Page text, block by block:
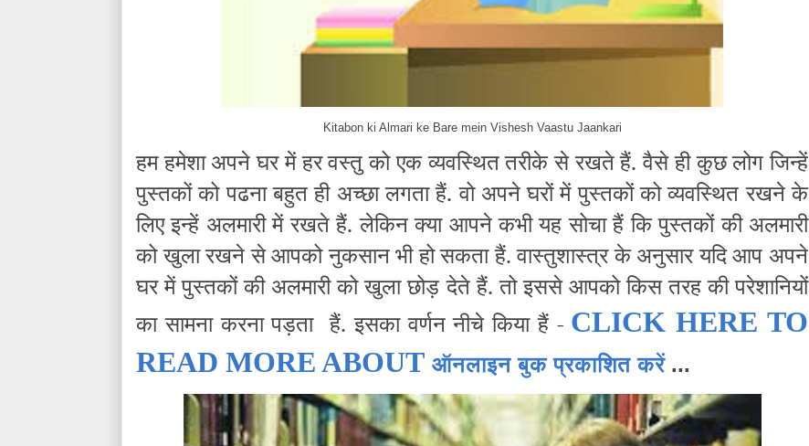
Kitabon ki Almari ke Bare mein Vishesh Vaastu Jaankari
हम हमेशा अपने घर में हर वस्तु को एक व्यवस्थित तरीके से रखते हैं. वैसे ही कुछ लोग जिन्हें
पुस्तकों को पढना बहुत ही अच्छा लगता हैं. वो अपने घरों में पुस्तकों को व्यवस्थित रखने के
लिए इन्हें अलमारी में रखते हैं. लेकिन क्या आपने कभी यह सोचा हैं कि पुस्तकों की अलमारी
को खुला रखने से आपको नुकसान भी हो सकता हैं. वास्तुशास्त्र के अनुसार यदि आप अपने
घर में पुस्तकों की अलमारी को खुला छोड़ देते हैं. तो इससे आपको किस तरह की परेशानियों
का सामना करना पड़ता हैं. इसका वर्णन नीचे किया हैं - CLICK HERE TO
READ MORE ABOUT ऑनलाइन बुक प्रकाशित करें...